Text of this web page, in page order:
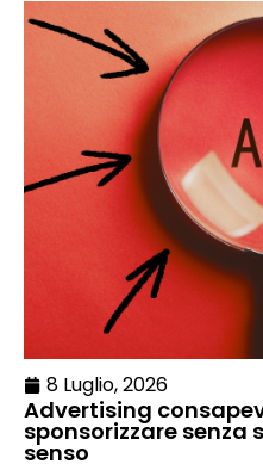
8 Luglio, 2026
Advertising
sponsorizzare senza
senso